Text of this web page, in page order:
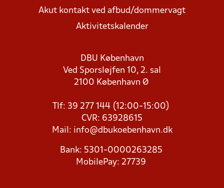
Akut kontakt ved afbud/dommervagt
Aktivitetskalender
DBU København
Ved Sporsløjfen 10, 2. sal
2100 København Ø
Tlf: 39 277 144 (12:00-15:00)
CVR: 63928615
Mail: info@dbukoebenhavn.dk
Bank: 5301-0000263285
MobilePay: 27739